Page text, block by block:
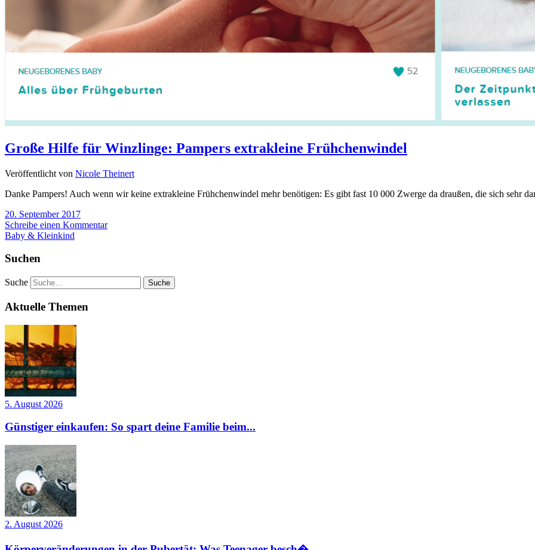
Große Hilfe für Winzlinge: Pampers extrakleine Frühchenwindel
Veröffentlicht von Nicole Theinert
Danke Pampers! Auch wenn wir keine extrakleine Frühchenwindel mehr benötigen: Es gibt fast 10 000 Zwerge da draußen, die sich sehr
20. September 2017
Schreibe einen Kommentar
Baby & Kleinkind
Suchen
Suche
Aktuelle Themen
5. August 2026
Günstiger einkaufen: So spart deine Familie beim...
2. August 2026